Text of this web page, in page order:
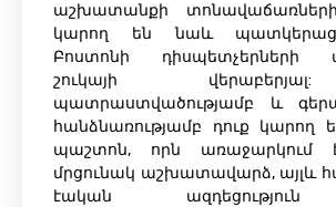
աշխատանքի
կարող են նաև
Բոստոնի դիսպետչերների
շուկայի
պատրաստվածությամբ և
հանձնառությամբ դուք կարող
պաշտոն, որն առաջարկում
մրցունակ աշխատավարձ, այլև
էական ազդեցություն